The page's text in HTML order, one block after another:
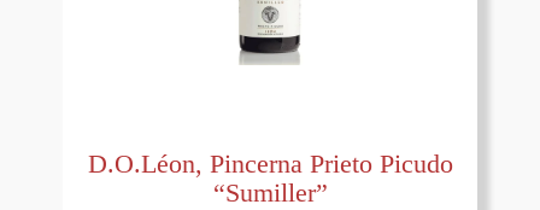
D.O.Léon, Pincerna Prieto Picudo
“Sumiller”